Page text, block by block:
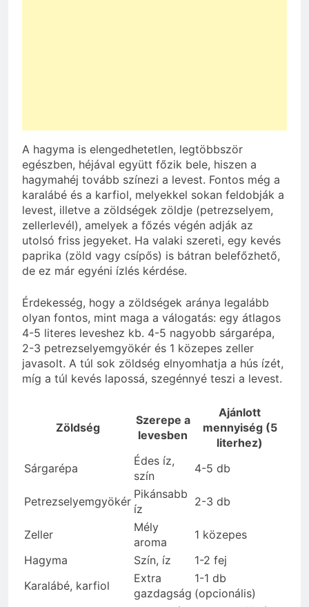
A hagyma is elengedhetetlen, legtöbbször
egészben, héjával együtt főzik bele, hiszen a
hagymahéj tovább színezi a levest. Fontos még a
karalábé és a karfiol, melyekkel sokan feldobják a
levest, illetve a zöldségek zöldje (petrezselyem,
zellerlevél), amelyek a főzés végén adják az
utolsó friss jegyeket. Ha valaki szereti, egy kevés
paprika (zöld vagy csípős) is bátran belefőzhető,
de ez már egyéni ízlés kérdése.
Érdekesség, hogy a zöldségek aránya legalább
olyan fontos, mint maga a válogatás: egy átlagos
4-5 literes leveshez kb. 4-5 nagyobb sárgarépa,
2-3 petrezselyemgyökér és 1 közepes zeller
javasolt. A túl sok zöldség elnyomhatja a hús ízét,
míg a túl kevés lapossá, szegénnyé teszi a levest.
Zöldség
Szerepe a
levesben
Ajánlott
mennyiség (5
literhez)
Sárgarépa
Édes íz,
szín
4-5 db
Petrezselyemgyökér
Pikánsabb
íz
2-3 db
Zeller
Mély
aroma
1 közepes
Hagyma
Szín, íz
1-2 fej
Karalábé, karfiol
Extra
gazdagság
1-1 db
(opcionális)